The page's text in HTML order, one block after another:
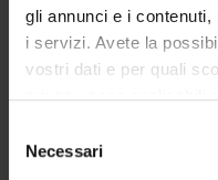
gli annunci e i
i servizi. Avete la
vostri dati e per quali
privacy sono applicabili
modificare o revocare il
momento dalla
delNecessari
Presentazione
Come iscriversi e
Piani didattici
Insegnamenti
Organi collegiali e di